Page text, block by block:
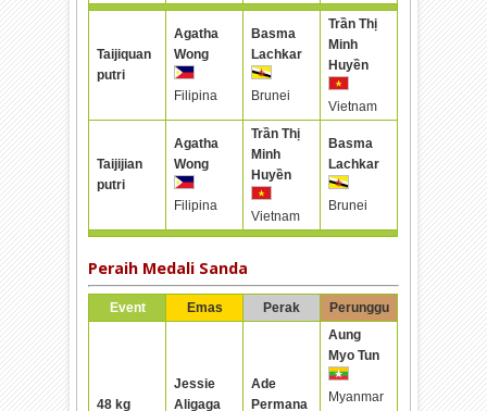
Taijiquan
putri
Agatha
Wong
Filipina
Basma
Lachkar
Brunei
Trần Thị
Minh
Huyền
Vietnam
Taijijian
putri
Agatha
Wong
Filipina
Trần Thị
Minh
Huyền
Vietnam
Basma
Lachkar
Brunei
Peraih Medali Sanda
Event Emas Perak Perunggu
48 kg
Jessie
Aligaga
Ade
Permana
Aung
Myo Tun
Myanmar